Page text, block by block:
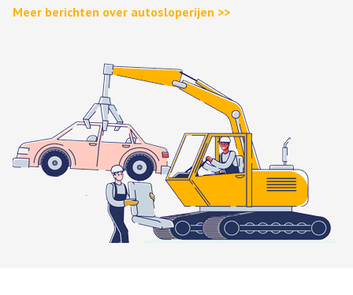
Meer berichten over autosloperijen >>